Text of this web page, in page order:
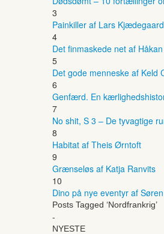
3
Painkiller af Lars Kjædegaard
4
Det finmaskede net af
5
Det gode menneske af Keld
6
Genfærd. En
7
No shit, S 3 – De tyvagtige
8
Habitat af Theis Ørntoft
9
Grænseløs af Katja Ranvits
10
Dino på nye eventyr af
Posts Tagged ‘Nordfrankrig’
-
NYESTE